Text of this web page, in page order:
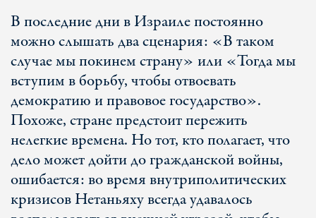
В последние дни в Израиле постоянно
можно слышать два сценария: «В таком
случае мы покинем страну» или «Тогда мы
вступим в борьбу, чтобы отвоевать
демократию и правовое государство».
Похоже, стране предстоит пережить
нелегкие времена. Но тот, кто полагает, что
дело может дойти до гражданской войны,
ошибается: во время внутриполитических
кризисов Нетаньяху всегда удавалось